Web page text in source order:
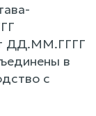
ДД.ММ.ГГГГ
в
с